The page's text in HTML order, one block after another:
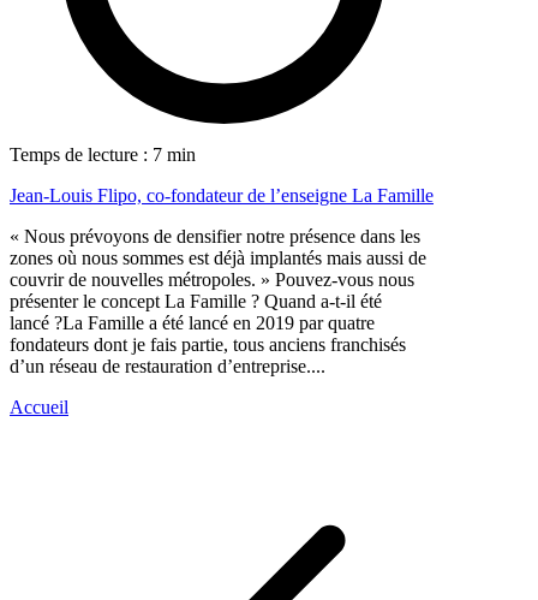
Temps de lecture : 7 min
Jean-Louis Flipo, co-fondateur de l’enseigne La Famille
« Nous prévoyons de densifier notre présence dans les
zones où nous sommes est déjà implantés mais aussi de
couvrir de nouvelles métropoles. » Pouvez-vous nous
présenter le concept La Famille ? Quand a-t-il été
lancé ?La Famille a été lancé en 2019 par quatre
fondateurs dont je fais partie, tous anciens franchisés
d’un réseau de restauration d’entreprise....
Accueil